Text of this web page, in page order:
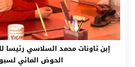
إبن تاونات محمد السلاسي رئيسا
الحوض المائي لسبو‎‎ بفاس